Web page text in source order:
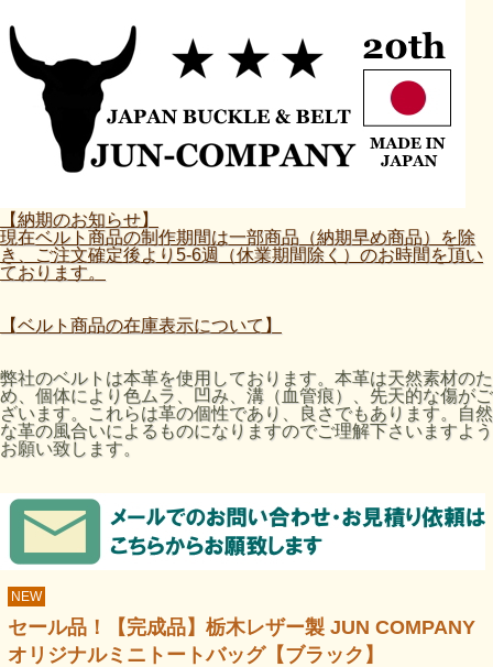
【納期のお知らせ】
現在ベルト商品の制作期間は一部商品（納期早め商品）を除
き、ご注文確定後より5-6週（休業期間除く）のお時間を頂い
ております。
【ベルト商品の在庫表示について】
弊社のベルトは本革を使用しております。本革は天然素材のた
め、個体により色ムラ、凹み、溝（血管痕）、先天的な傷がご
ざいます。これらは革の個性であり、良さでもあります。自然
な革の風合いによるものになりますのでご理解下さいますよう
お願い致します。
NEW
セール品！【完成品】栃木レザー製 JUN COMPANY
オリジナルミニトートバッグ【ブラック】